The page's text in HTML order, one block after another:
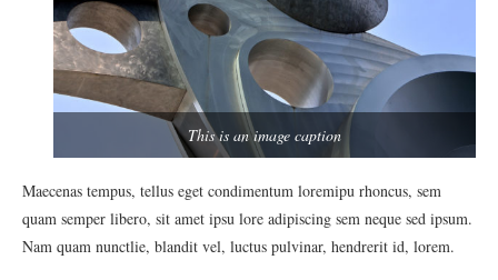
This is an image caption
Maecenas tempus, tellus eget condimentum loremipu rhoncus, sem
quam semper libero, sit amet ipsu lore adipiscing sem neque sed ipsum.
Nam quam nunctlie, blandit vel, luctus pulvinar, hendrerit id, lorem.